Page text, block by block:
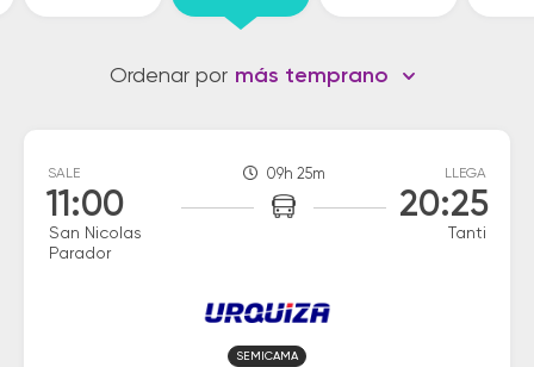
Ordenar por más temprano
SALE
11:00
San Nicolas
Parador
09h 25m LLEGA
20:25
Tanti
SEMICAMA